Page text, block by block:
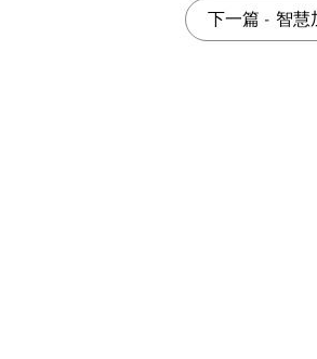
下一篇 - 智慧